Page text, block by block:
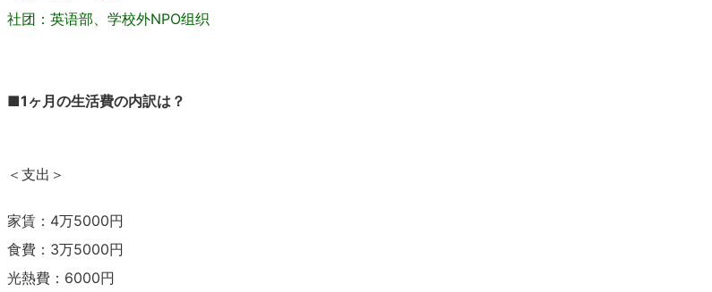
社团：英语部、学校外NPO组织
■1ヶ月の生活費の内訳は？
＜支出＞
家賃：4万5000円
食費：3万5000円
光熱費：6000円